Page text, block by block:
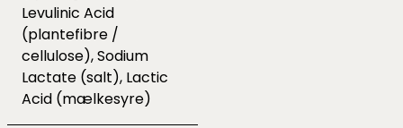
Levulinic Acid
(plantefibre /
cellulose), Sodium
Lactate (salt), Lactic
Acid (mælkesyre)